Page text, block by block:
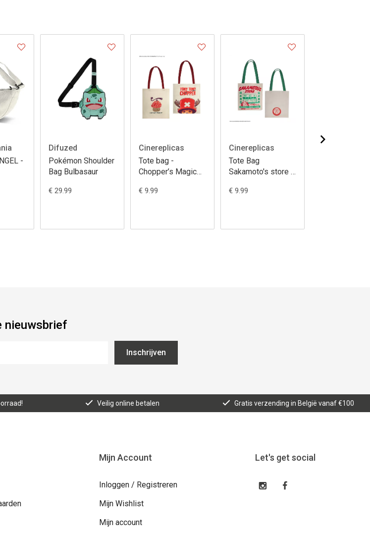
-
Difuzed
Pokémon Shoulder
Bag Bulbasaur
€ 29.99
Cinereplicas
Tote bag -
Chopper’s Magic
Netflix
€ 9.99
Cinereplicas
Tote Bag
Sakamoto's store -
€ 9.99
nieuwsbrief
Inschrijven
Veilig online betalen Gratis verzending in België vanaf €100
Mijn Account
Inloggen / Registreren
Mijn Wishlist
Mijn account
Let's get social